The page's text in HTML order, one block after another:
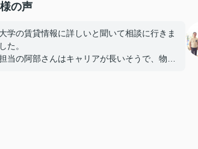
の声
大学の賃貸情報に詳しいと聞いて相談に行きま
した。
当の阿部さんはキャリアが長いそうで、物件